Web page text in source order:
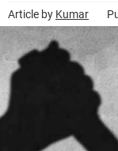
Article by Kumar